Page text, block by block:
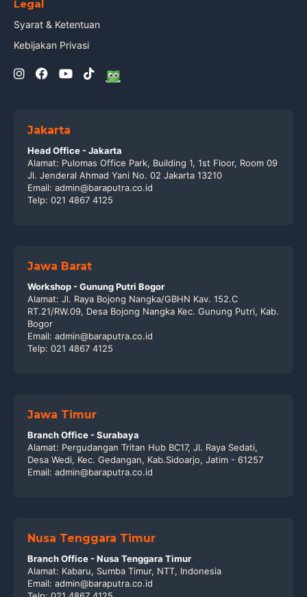
Legal
Syarat & Ketentuan
Kebijakan Privasi
Jakarta
Head Office - Jakarta
Alamat: Pulomas Office Park, Building 1, 1st Floor, Room 09
Jl. Jenderal Ahmad Yani No. 02 Jakarta 13210
Email: admin@baraputra.co.id
Telp: 021 4867 4125
Jawa Barat
Workshop - Gunung Putri Bogor
Alamat: Jl. Raya Bojong Nangka/GBHN Kav. 152.C
RT.21/RW.09, Desa Bojong Nangka Kec. Gunung Putri, Kab.
Bogor
Email: admin@baraputra.co.id
Telp: 021 4867 4125
Jawa Timur
Branch Office - Surabaya
Alamat: Pergudangan Tritan Hub BC17, Jl. Raya Sedati,
Desa Wedi, Kec. Gedangan, Kab.Sidoarjo, Jatim - 61257
Email: admin@baraputra.co.id
Nusa Tenggara Timur
Branch Office - Nusa Tenggara Timur
Alamat: Kabaru, Sumba Timur, NTT, Indonesia
Email: admin@baraputra.co.id